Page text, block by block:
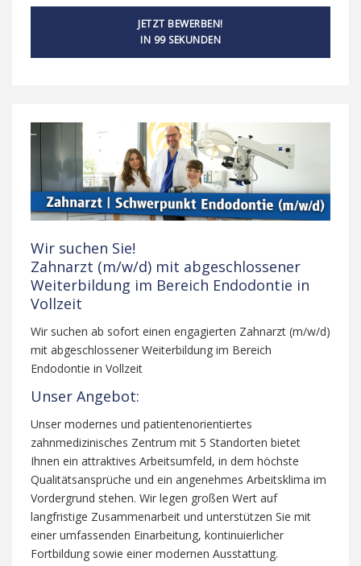
JETZT BEWERBEN!
IN 99 SEKUNDEN
Wir suchen Sie!
Zahnarzt (m/w/d) mit abgeschlossener
Weiterbildung im Bereich Endodontie in
Vollzeit
Wir suchen ab sofort einen engagierten Zahnarzt (m/w/d)
mit abgeschlossener Weiterbildung im Bereich
Endodontie in Vollzeit
Unser Angebot:
Unser modernes und patientenorientiertes
zahnmedizinisches Zentrum mit 5 Standorten bietet
Ihnen ein attraktives Arbeitsumfeld, in dem höchste
Qualitätsansprüche und ein angenehmes Arbeitsklima im
Vordergrund stehen. Wir legen großen Wert auf
langfristige Zusammenarbeit und unterstützen Sie mit
einer umfassenden Einarbeitung, kontinuierlicher
Fortbildung sowie einer modernen Ausstattung.